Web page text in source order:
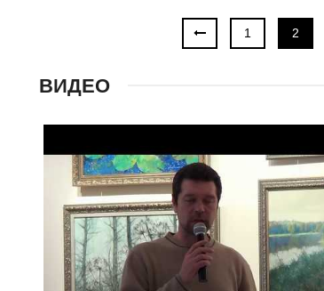
1 2
ВИДЕО